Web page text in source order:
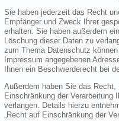
Sie haben jederzeit das Recht
Empfänger und Zweck Ihrer
erhalten. Sie haben außerdem
Löschung dieser Daten zu
zum Thema Datenschutz
Impressum angegebenen
Ihnen ein Beschwerderecht bei
Außerdem haben Sie das
Einschränkung der Verarbeitung
verlangen. Details hierzu
„Recht auf Einschränkung der